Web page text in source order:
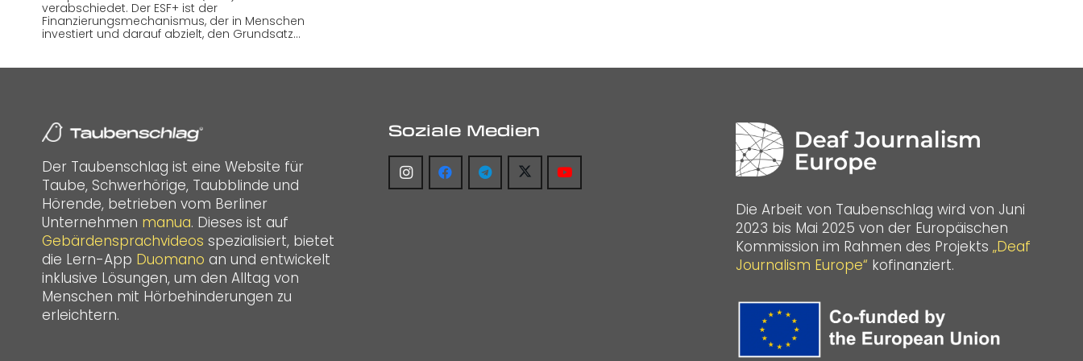
verabschiedet. Der ESF+ ist der
Finanzierungsmechanismus, der in Menschen
investiert und darauf abzielt, den Grundsatz…
Der Taubenschlag ist eine Website für
Taube, Schwerhörige, Taubblinde und
Hörende, betrieben vom Berliner
Unternehmen manua. Dieses ist auf
Gebärdensprachvideos spezialisiert, bietet
die Lern-App Duomano an und entwickelt
inklusive Lösungen, um den Alltag von
Menschen mit Hörbehinderungen zu
erleichtern.
Soziale Medien
Die Arbeit von Taubenschlag wird von Juni
2023 bis Mai 2025 von der Europäischen
Kommission im Rahmen des Projekts „Deaf
Journalism Europe“ kofinanziert.